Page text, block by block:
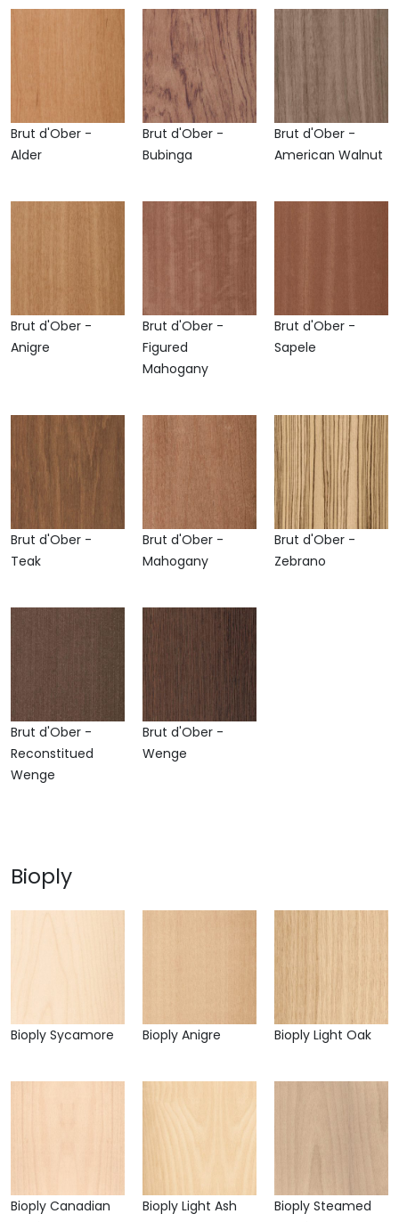
Brut d'Ober -
Alder
Brut d'Ober -
Bubinga
Brut d'Ober -
American Walnut
Brut d'Ober -
Anigre
Brut d'Ober -
Figured
Mahogany
Brut d'Ober -
Sapele
Brut d'Ober -
Teak
Brut d'Ober -
Mahogany
Brut d'Ober -
Zebrano
Brut d'Ober -
Reconstitued
Wenge
Brut d'Ober -
Wenge
Bioply
Bioply Sycamore Bioply Anigre Bioply Light Oak
Bioply Canadian
Bioply Light Ash
Bioply Steamed